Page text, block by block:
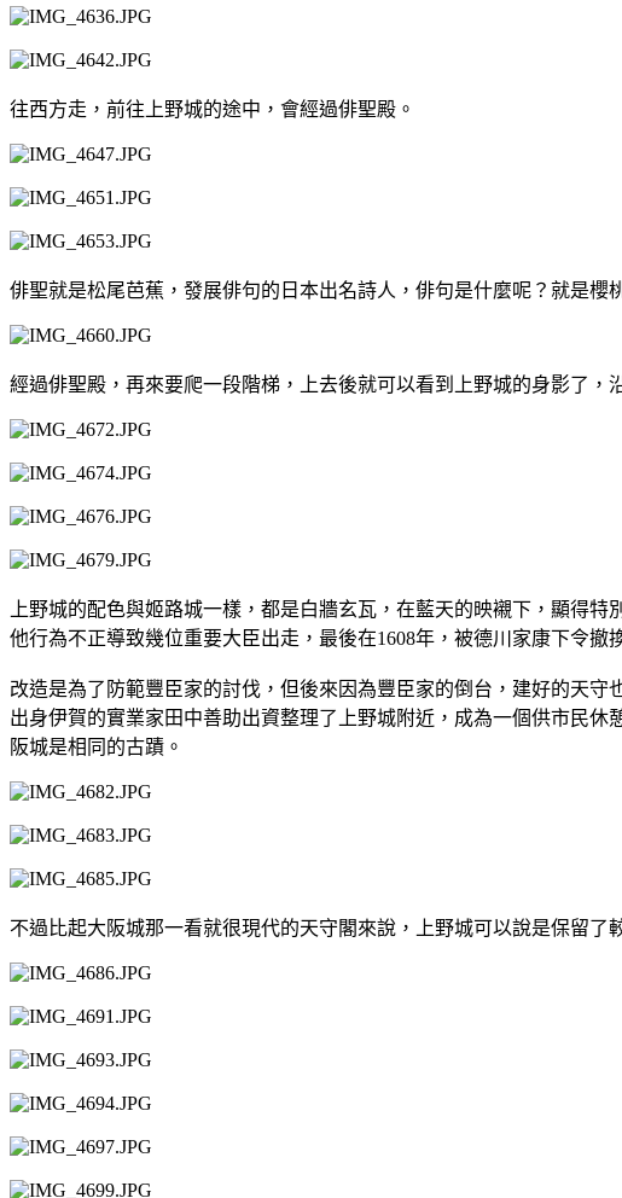
往西方走，前往上野城的途中，會經過俳聖殿。
俳聖就是松尾芭蕉，發展俳句的日本出名詩人，俳句是什麼呢？就是
經過俳聖殿，再來要爬一段階梯，上去後就可以看到上野城的身影了
上野城的配色與姬路城一樣，都是白牆玄瓦，在藍天的映襯下，顯得
他行為不正導致幾位重要大臣出走，最後在1608年，被德川家康下令
改造是為了防範豐臣家的討伐，但後來因為豐臣家的倒台，建好的天守
出身伊賀的實業家田中善助出資整理了上野城附近，成為一個供市民
阪城是相同的古蹟。
不過比起大阪城那一看就很現代的天守閣來說，上野城可以說是保留